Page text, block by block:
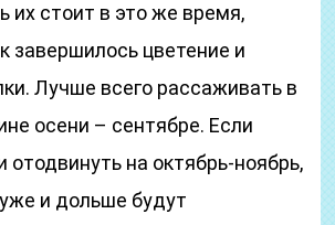
их стоит в это же время,
завершилось цветение и
Лучше всего рассаживать в
осени – сентябре. Если
отодвинуть на октябрь-ноябрь,
и дольше будут